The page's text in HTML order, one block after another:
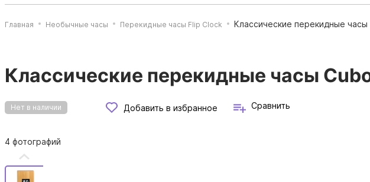
Главная Необычные часы Перекидные часы Flip Clock Классические перекидные
Классические перекидные часы
Нет в наличии Добавить в избранное Сравнить
4 фотографий